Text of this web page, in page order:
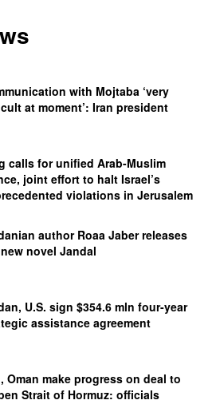
with Mojtaba ‘very
at moment’: Iran president
calls for unified Arab-Muslim
joint effort to halt Israel’s
violations in Jerusalem
author Roaa Jaber releases
novel Jandal
U.S. sign $354.6 mln four-year
assistance agreement
Oman make progress on deal to
Strait of Hormuz: officials